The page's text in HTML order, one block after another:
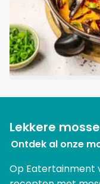
Lekkere
Ontdek al onze
Op Eatertainment